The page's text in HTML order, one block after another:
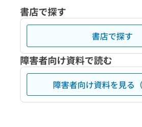
書店で探す
書店で探す
障害者向け資料で読む
障害者向け資料を見る（